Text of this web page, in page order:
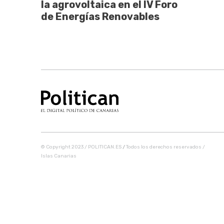
la agrovoltaica en el IV Foro
de Energías Renovables
© Copyright 2023 / POLITICAN.ES /Todos los derechos reservados /
Islas Canarias